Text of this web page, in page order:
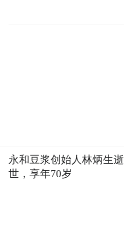
永和豆浆创始人林炳生逝
世，享年70岁